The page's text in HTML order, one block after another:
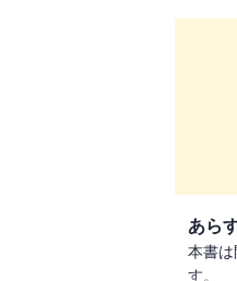
あら
本書
す。